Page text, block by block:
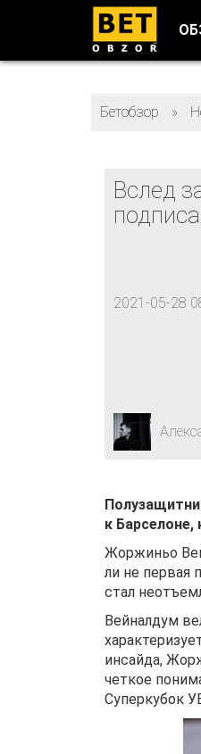
Бетобзор »
Вслед
2021-05-28
к
Жоржиньо
ли не первая
стал
Вейналдум
инсайда,
четкое
Суперкубок